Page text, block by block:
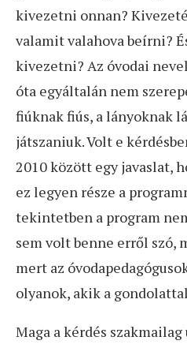
kivezetni onnan?
valamit valahova beírni?
kivezetni? Az óvodai
óta egyáltalán nem
fiúknak fiús, a lányoknak
játszaniuk. Volt e
2010 között egy javaslat,
ez legyen része a
tekintetben a program
sem volt benne erről szó,
mert az
olyanok, akik a
Maga a kérdés